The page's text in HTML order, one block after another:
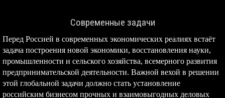
Современные задачи
Перед Россией в современных экономических реалиях встаёт
задача построения новой экономики, восстановления науки,
промышленности и сельского хозяйства, всемерного развития
предпринимательской деятельности. Важной вехой в решении
этой глобальной задачи должно стать установление
российским бизнесом прочных и взаимовыгодных деловых